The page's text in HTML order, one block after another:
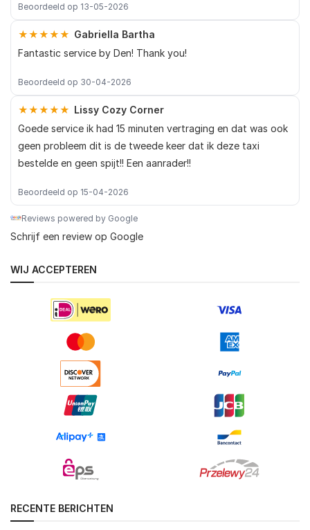
Beoordeeld op 13-05-2026
★★★★★ Gabriella Bartha
Fantastic service by Den! Thank you!
Beoordeeld op 30-04-2026
★★★★★ Lissy Cozy Corner
Goede service ik had 15 minuten vertraging en dat was ook
geen probleem dit is de tweede keer dat ik deze taxi
bestelde en geen spijt!! Een aanrader!!
Beoordeeld op 15-04-2026
Reviews powered by Google
Schrijf een review op Google
WIJ ACCEPTEREN
RECENTE BERICHTEN